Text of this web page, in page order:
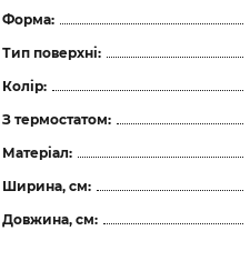
Форма:
Тип поверхні:
Колір:
З термостатом:
Матеріал:
Ширина, см:
Довжина, см: